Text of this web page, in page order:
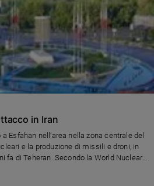
in Iran
Esfahan nell’area nella zona centrale del
e la produzione di missili e droni, in
fa di Teheran. Secondo la World Nuclear